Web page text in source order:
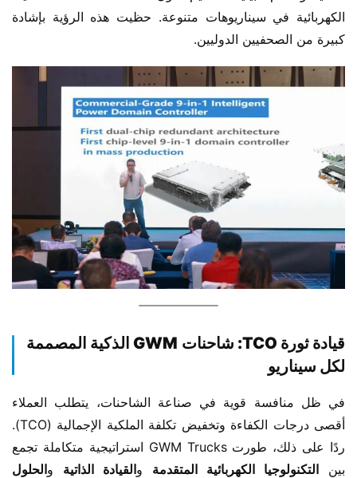
كبيرة من الصحفيين الدوليين.
​قيادة ثورة TCO: شاحنات GWM الذكية المصممة
لكل سيناريو​
بين ​ ​التكنولوجيا الكهربائية المتقدمة​ ​ و​​القيادة الذاتية​ ​ و​